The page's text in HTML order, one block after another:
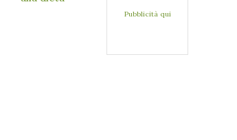
Pubblicità qui